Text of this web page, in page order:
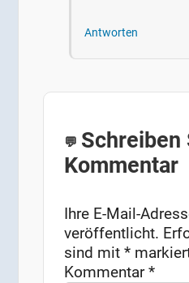
Antworten
Schreiben
Kommentar
Ihre E-Mail-
veröffentlicht.
sind mit*
Kommentar*